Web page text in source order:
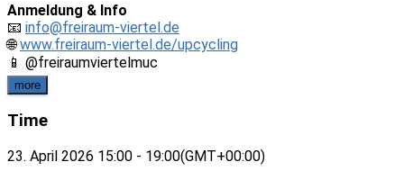
Anmeldung & Info
📧 info@freiraum-viertel.de
🌐www.freiraum-viertel.de/upcycling
📱 @freiraumviertelmuc
more
Time
23. April 2026 15:00 - 19:00(GMT+00:00)